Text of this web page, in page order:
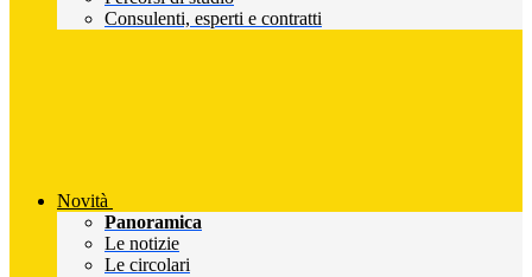
Consulenti, esperti e contratti
Novità
Panoramica
Le notizie
Le circolari